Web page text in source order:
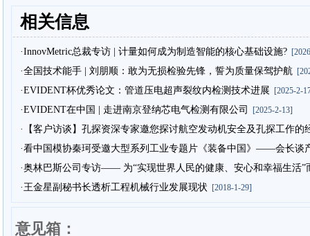
相关信息
·InnovMetric总裁专访 | 计量如何成为制造智能的核心基础设施?
·全国技术能手 | 刘朋顺：敢为无损检验先锋，誓为质量保驾护航
·EVIDENT杯优秀论文：管道压电超声裂纹内检测技术进展 [2025-2-
·EVIDENT在中国 | 走进南京登纳芯电气检测有限公司 [2025-2-13]
·【客户访谈】孔探资深专家邀您探讨航空发动机安全及孔探工作的
·看中国模协秦珂受邀大型系列工业专题片《装备中国》——会长谈
·奥林巴斯公司专访—— 为“实现世界人民的健康、安心和幸福生活”
·王金星副秘书长透析工程机械行业发展现状 [2018-1-29]
意见箱：